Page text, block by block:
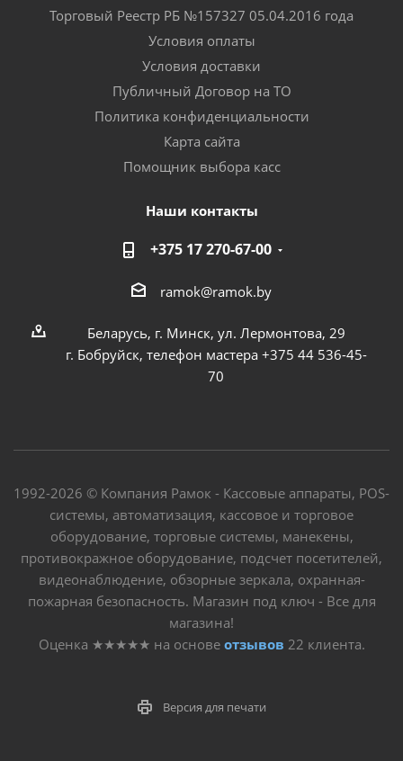
Торговый Реестр РБ №157327 05.04.2016 года
Условия оплаты
Условия доставки
Публичный Договор на ТО
Политика конфиденциальности
Карта сайта
Помощник выбора касс
Наши контакты
+375 17 270-67-00
ramok@ramok.by
Беларусь, г. Минск, ул. Лермонтова, 29
г. Бобруйск, телефон мастера +375 44 536-45-
70
1992-2026 © Компания Рамок - Кассовые аппараты, POS-
системы, автоматизация, кассовое и торговое
оборудование, торговые системы, манекены,
противокражное оборудование, подсчет посетителей,
видеонаблюдение, обзорные зеркала, охранная-
пожарная безопасность. Магазин под ключ - Все для
магазина!
Оценка ★★★★★ на основе отзывов 22 клиента.
Версия для печати